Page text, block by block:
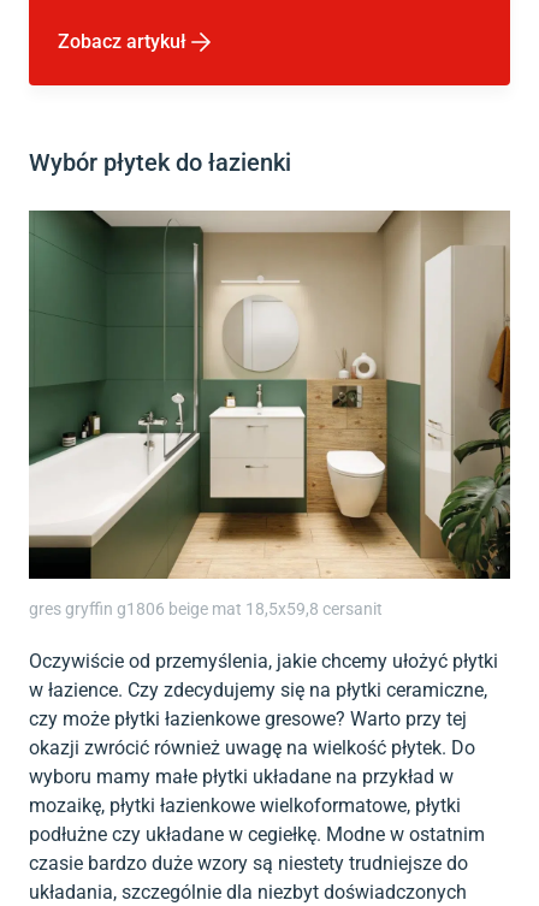
Zobacz artykuł
Wybór płytek do łazienki
gres gryffin g1806 beige mat 18,5x59,8 cersanit
Oczywiście od przemyślenia, jakie chcemy ułożyć płytki
w łazience. Czy zdecydujemy się na płytki ceramiczne,
czy może płytki łazienkowe gresowe? Warto przy tej
okazji zwrócić również uwagę na wielkość płytek. Do
wyboru mamy małe płytki układane na przykład w
mozaikę, płytki łazienkowe wielkoformatowe, płytki
podłużne czy układane w cegiełkę. Modne w ostatnim
czasie bardzo duże wzory są niestety trudniejsze do
układania, szczególnie dla niezbyt doświadczonych